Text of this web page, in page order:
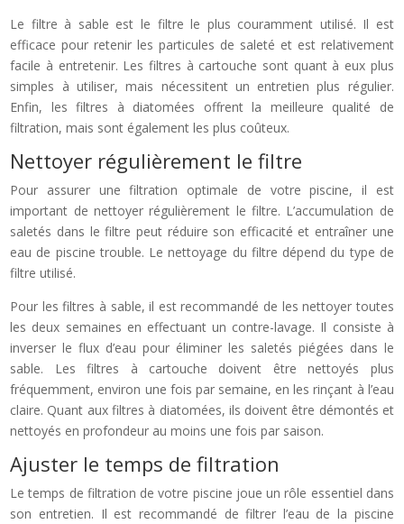
Le filtre à sable est le filtre le plus couramment utilisé. Il est
efficace pour retenir les particules de saleté et est relativement
facile à entretenir. Les filtres à cartouche sont quant à eux plus
simples à utiliser, mais nécessitent un entretien plus régulier.
Enfin, les filtres à diatomées offrent la meilleure qualité de
filtration, mais sont également les plus coûteux.
Nettoyer régulièrement le filtre
Pour assurer une filtration optimale de votre piscine, il est
important de nettoyer régulièrement le filtre. L’accumulation de
saletés dans le filtre peut réduire son efficacité et entraîner une
eau de piscine trouble. Le nettoyage du filtre dépend du type de
filtre utilisé.
Pour les filtres à sable, il est recommandé de les nettoyer toutes
les deux semaines en effectuant un contre-lavage. Il consiste à
inverser le flux d’eau pour éliminer les saletés piégées dans le
sable. Les filtres à cartouche doivent être nettoyés plus
fréquemment, environ une fois par semaine, en les rinçant à l’eau
claire. Quant aux filtres à diatomées, ils doivent être démontés et
nettoyés en profondeur au moins une fois par saison.
Ajuster le temps de filtration
Le temps de filtration de votre piscine joue un rôle essentiel dans
son entretien. Il est recommandé de filtrer l’eau de la piscine